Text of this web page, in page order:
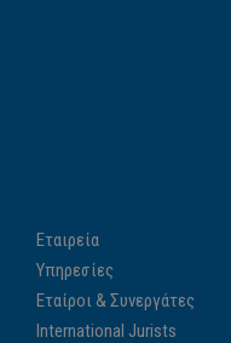
Εταιρεία
Υπηρεσίες
Εταίροι & Συνεργάτες
International Jurists